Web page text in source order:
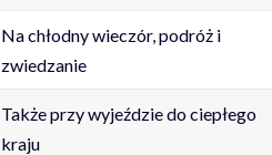
Na chłodny wieczór, podróż i
zwiedzanie
Także przy wyjeździe do ciepłego
kraju